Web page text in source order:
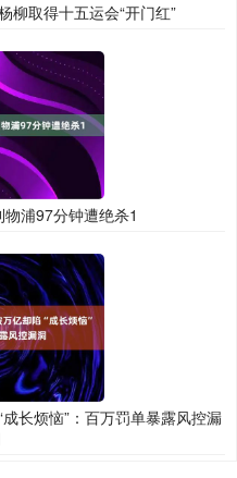
柳取得十五运会“开门红”
浦97分钟遭绝杀1
长烦恼”：百万罚单暴露风控漏